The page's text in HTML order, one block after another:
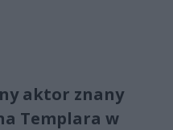
aktor znany
Templara w